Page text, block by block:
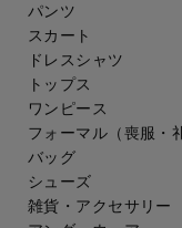
パンツ
スカート
ドレスシャツ
トップス
ワンピース
フォーマル（喪服・
バッグ
シューズ
雑貨・アクセサリー